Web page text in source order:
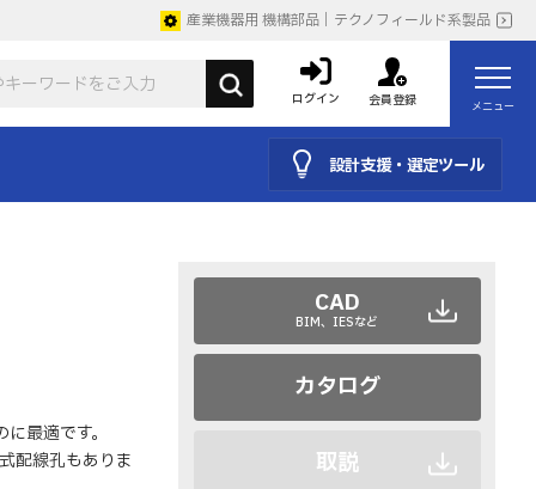
産業機器用 機構部品｜テクノフィールド系製品
ログイン 会員登録 メニュー
設計支援・選定ツール
最適です。
配線孔もありま
CAD
BIM、IESなど
カタログ
取説